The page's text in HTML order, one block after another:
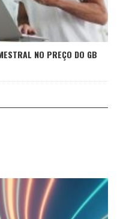
NO PREÇO DO GB